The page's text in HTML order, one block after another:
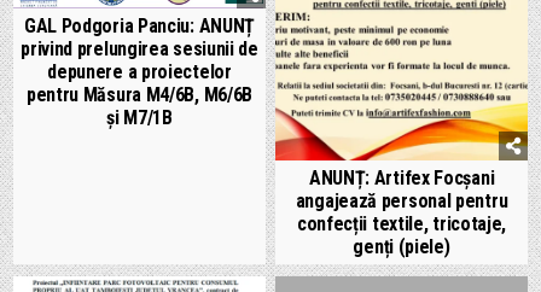
GAL Podgoria Panciu: ANUNȚ
privind prelungirea sesiunii de
depunere a proiectelor
pentru Măsura M4/6B, M6/6B
și M7/1B
ANUNȚ: Artifex Focșani
angajează personal pentru
confecții textile, tricotaje,
genți (piele)